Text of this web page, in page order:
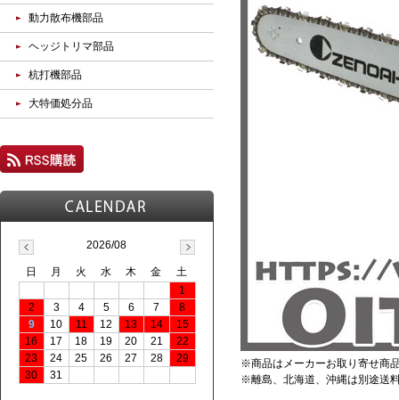
※商品はメーカーお取り寄せ商
※離島、北海道、沖縄は別途送
動力散布機部品
ヘッジトリマ部品
杭打機部品
大特価処分品
2026/08
日 月 火 水 木 金
土
1
2
3 4 5 6 7
8
9
10 11 12 13 14
15
16
17 18 19 20 21
22
23
24 25 26 27 28
29
30
31